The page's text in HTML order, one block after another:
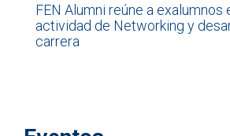
FEN Alumni reúne a exalumnos
actividad de Networking y
carrera